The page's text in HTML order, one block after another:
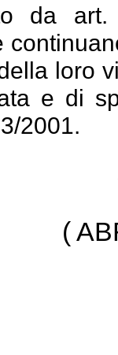
da
loro
e di
2001.
(